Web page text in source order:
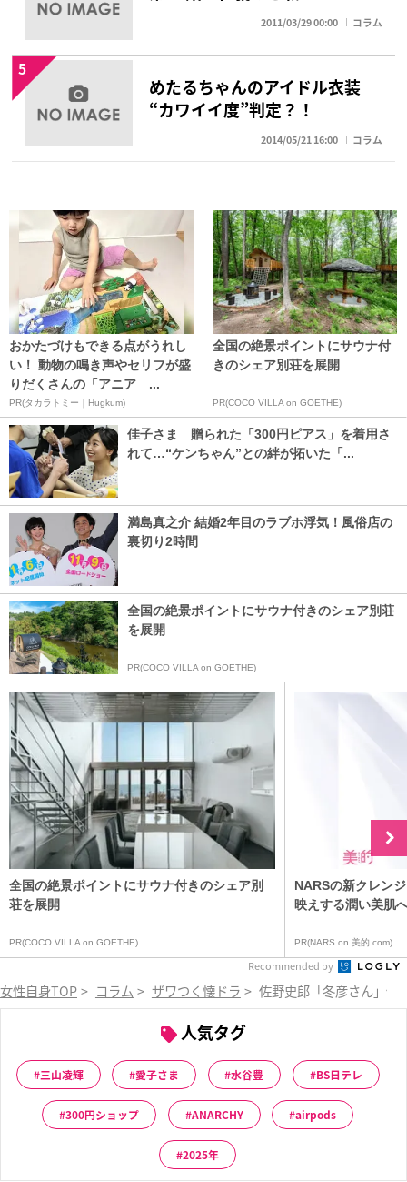
2011/03/29 00:00 コラム
めたるちゃんのアイドル衣装
“カワイイ度”判定？！
2014/05/21 16:00 コラム
5
おかたづけもできる点がうれし
い！ 動物の鳴き声やセリフが盛
りだくさんの「アニア ...
PR(タカラトミー｜Hugkum)
全国の絶景ポイントにサウナ付
きのシェア別荘を展開
PR(COCO VILLA on GOETHE)
佳子さま 贈られた「300円ピアス」を着用さ
れて…“ケンちゃん”との絆が拓いた「...
満島真之介 結婚2年目のラブホ浮気！風俗店の
裏切り2時間
全国の絶景ポイントにサウナ付きのシェア別荘
を展開
PR(COCO VILLA on GOETHE)
全国の絶景ポイントにサウナ付きのシェア別
荘を展開
PR(COCO VILLA on GOETHE)
NARSの新クレン
映えする潤い美肌
PR(NARS on 美的.com)
Recommended by
女性自身TOP > コラム > ザワつく懐ドラ > 佐野史郎「冬彦さん」伝
人気タグ
三山凌輝 愛子さま 水谷豊 BS日テレ
300円ショップ ANARCHY airpods
2025年